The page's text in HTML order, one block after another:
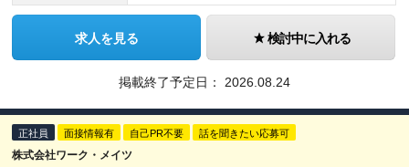
求人を見る 検討中に入れる
掲載終了予定日： 2026.08.24
正社員 面接情報有 自己PR不要 話を聞きたい応募可
株式会社ワーク・メイツ